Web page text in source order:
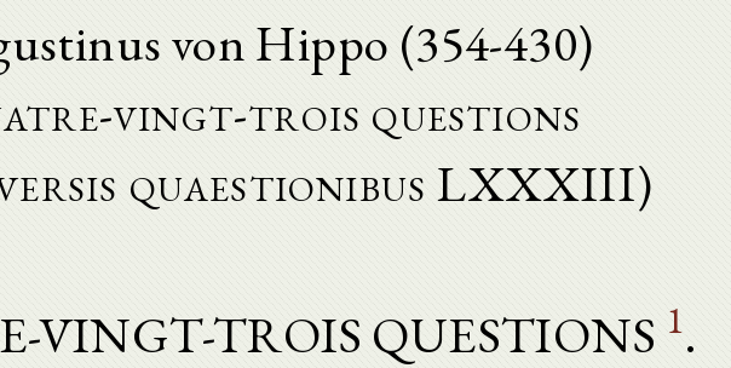
von Hippo (354-430)
vingt-trois questions
quaestionibus LXXXIII)
VINGT-TROIS QUESTIONS 1.